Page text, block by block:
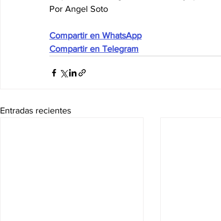
Por Angel Soto
Compartir en WhatsApp
Compartir en Telegram
Entradas recientes